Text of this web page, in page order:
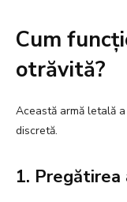
Cum
otrăvită?
Această armă letală
discretă.
1. Pregătirea